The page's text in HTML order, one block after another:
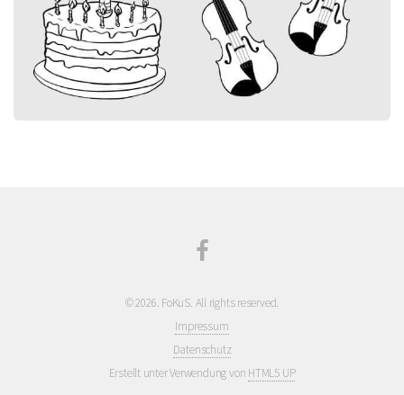
©2026. FoKuS. All rights reserved.
Impressum
Datenschutz
Erstellt unter Verwendung von HTML5 UP